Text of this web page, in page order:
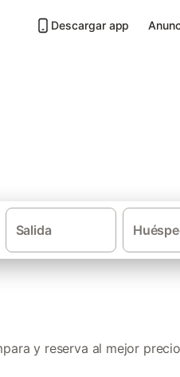
Descargar app
Salida
y reserva al mejor